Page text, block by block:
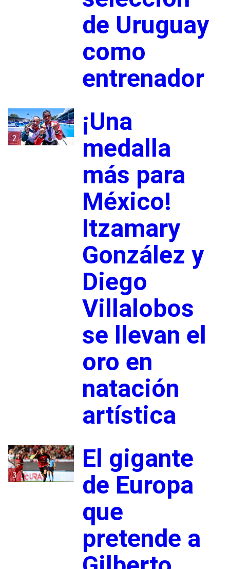
de Uruguay
como
entrenador
2
¡Una
medalla
más para
México!
Itzamary
González y
Diego
Villalobos
se llevan el
oro en
natación
artística
3
El gigante
de Europa
que
pretende a